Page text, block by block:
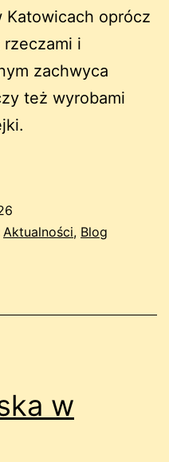
Katowicach oprócz
i
zachwyca
też wyrobami
Aktualności, Blog
w